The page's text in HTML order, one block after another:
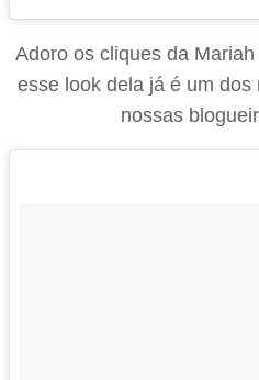
Adoro os cliques da
esse look dela já é um
nossas